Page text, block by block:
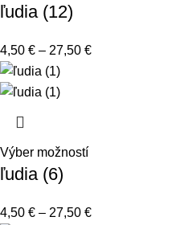
ľudia (12)
4,50 € – 27,50 €
Výber možností
ľudia (6)
4,50 € – 27,50 €